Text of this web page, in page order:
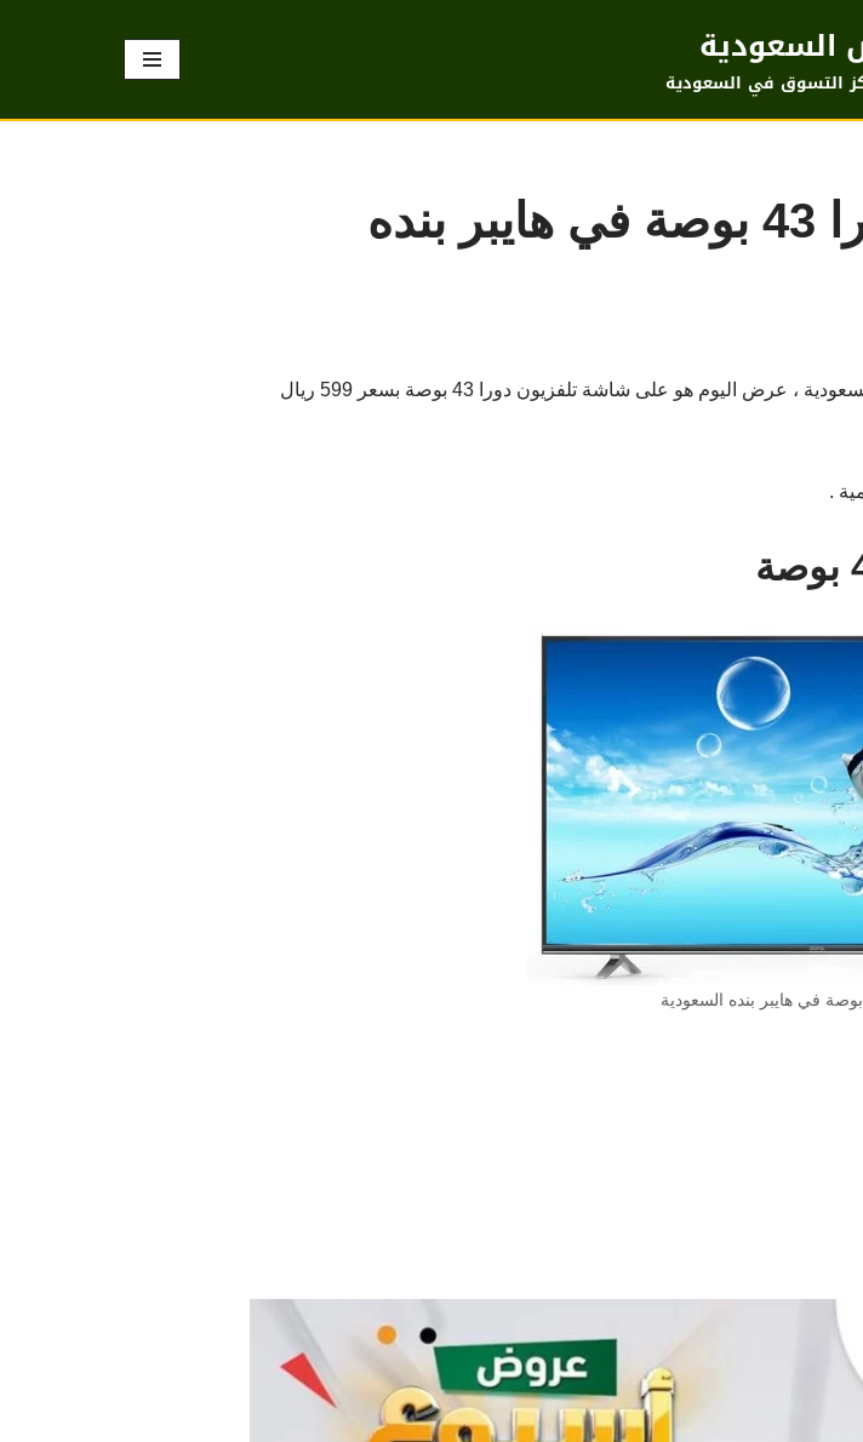
السعودية
التسوق في السعودية
عرض مميز على شاشة دورا 43 بوصة في هايبر بنده
احصل الآن على عرض رائع على شاشات التلفزيون في هايبر بنده السعودية ، عرض اليوم هو على شاشة تلفزيون دورا 43 بوصة بسعر 599 ريال
.